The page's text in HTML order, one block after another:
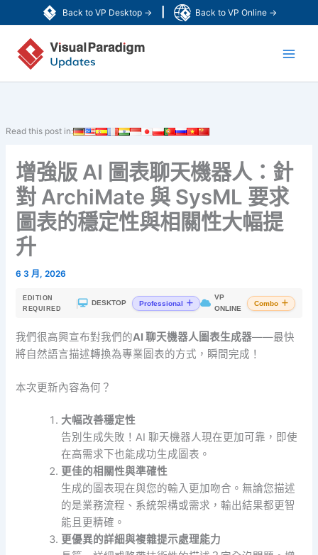
Back to VP Desktop → Back to VP Online →
至
Read this post in:
增強版 AI 圖表聊天機器人：針
對 ArchiMate 與 SysML 要求
圖表的穩定性與相關性大幅提
升
6 3 月, 2026
EDITION
REQUIRED
DESKTOP Professional
VP
ONLINE
Combo
我們很高興宣布對我們的AI 聊天機器人圖表生成器——最快
將自然語言描述轉換為專業圖表的方式，瞬間完成！
本次更新內容為何？
大幅改善穩定性
告別生成失敗！AI 聊天機器人現在更加可靠，即使
在高需求下也能成功生成圖表。
更佳的相關性與準確性
生成的圖表現在與您的輸入更加吻合。無論您描述
的是業務流程、系統架構或需求，輸出結果都更智
能且更精確。
更優異的詳細與複雜提示處理能力